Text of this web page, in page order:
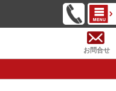
お問合せ